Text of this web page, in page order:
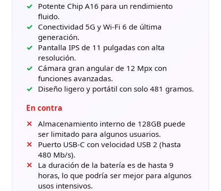
Potente Chip A16 para un rendimiento
fluido.
Conectividad 5G y Wi-Fi 6 de última
generación.
Pantalla IPS de 11 pulgadas con alta
resolución.
Cámara gran angular de 12 Mpx con
funciones avanzadas.
Diseño ligero y portátil con solo 481 gramos.
En contra
Almacenamiento interno de 128GB puede
ser limitado para algunos usuarios.
Puerto USB-C con velocidad USB 2 (hasta
480 Mb/s).
La duración de la batería es de hasta 9
horas, lo que podría ser mejor para algunos
usos intensivos.